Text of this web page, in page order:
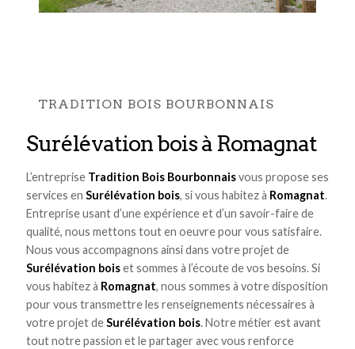
TRADITION BOIS BOURBONNAIS
Surélévation bois à Romagnat
L’entreprise Tradition Bois Bourbonnaisvous propose ses
services en Surélévation bois, si vous habitez à Romagnat.
Entreprise usant d’une expérience et d’un savoir-faire de
qualité, nous mettons tout en oeuvre pour vous satisfaire.
Nous vous accompagnons ainsi dans votre projet de
Surélévation boiset sommes à l’écoute de vos besoins. Si
vous habitez à Romagnat, nous sommes à votre disposition
pour vous transmettre les renseignements nécessaires à
votre projet deSurélévation bois. Notre métier est avant
tout notre passion et le partager avec vous renforce